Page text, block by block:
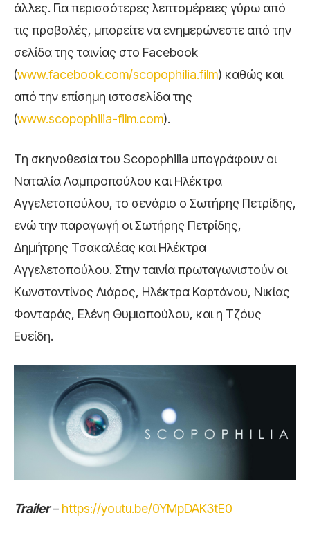
άλλες. Για περισσότερες λεπτομέρειες γύρω από
τις προβολές, μπορείτε να ενημερώνεστε από την
σελίδα της ταινίας στο Facebook
(www.facebook.com/scopophilia.film) καθώς και
από την επίσημη ιστοσελίδα της
(www.scopophilia-film.com).
Τη σκηνοθεσία του Scopophilia υπογράφουν οι
Ναταλία Λαμπροπούλου και Ηλέκτρα
Αγγελετοπούλου, το σενάριο ο Σωτήρης Πετρίδης,
ενώ την παραγωγή οι Σωτήρης Πετρίδης,
Δημήτρης Τσακαλέας και Ηλέκτρα
Αγγελετοπούλου. Στην ταινία πρωταγωνιστούν οι
Κωνσταντίνος Λιάρος, Ηλέκτρα Καρτάνου, Νικίας
Φονταράς, Ελένη Θυμιοπούλου, και η Τζόυς
Ευείδη.
Trailer– https://youtu.be/0YMpDAK3tE0